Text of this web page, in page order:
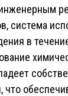
система
в
что